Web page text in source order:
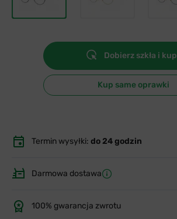
Dobierz szkła i kup
Kup same oprawki
Termin wysyłki: do 24 godzin
Darmowa dostawa
100% gwarancja zwrotu